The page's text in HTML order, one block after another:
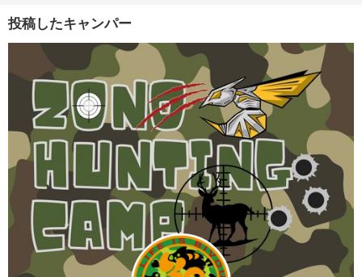
投稿したキャンパー